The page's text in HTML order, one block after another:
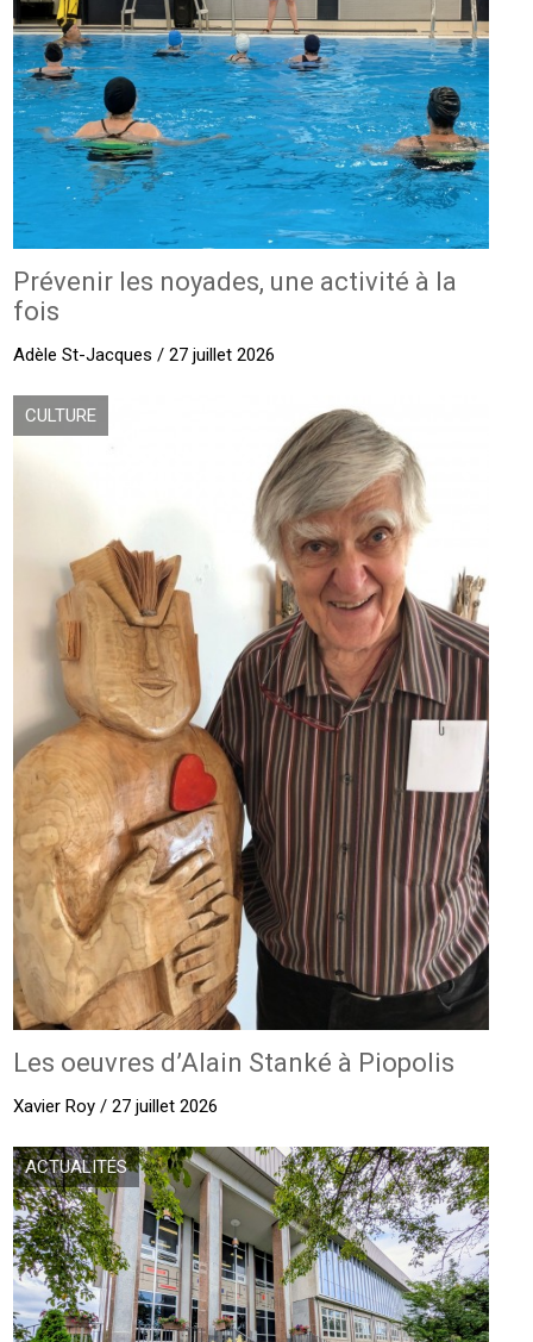
Prévenir les noyades, une activité à la
fois
Adèle St-Jacques / 27 juillet 2026
CULTURE
Les oeuvres d’Alain Stanké à Piopolis
Xavier Roy / 27 juillet 2026
ACTUALITÉS